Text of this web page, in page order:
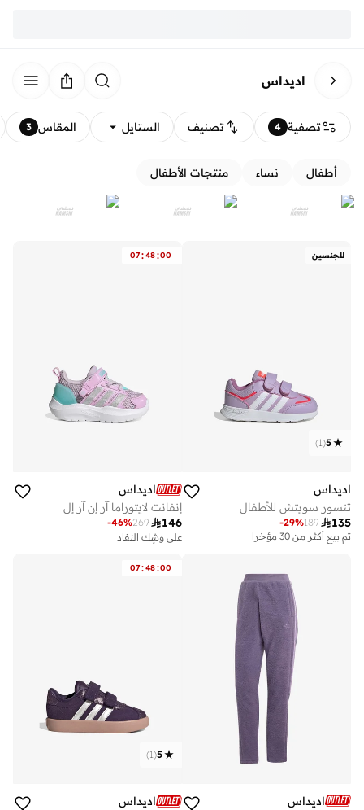
اديداس
تصفية 4 تصنيف الستايل المقاس 3
أطفال نساء منتجات الأطفال
للجنسين
5
(
1
)
اديداس
تنسور سويتش للأطفال
135
189
-29%
تم بيع أكثر من 30 مؤخرا
07:48:00
اديداس
إنفانت لايتوراما آر إن آر إل
146
269
-46%
على وشك النفاد
تم بيع أكثر من 50 مؤخرا
على وشك النفاد
تم بيع أكثر من 50 مؤخرا
اديداس
07:48:00
5
(
1
)
اديداس